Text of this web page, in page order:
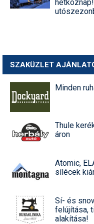
SZAKÜZLET
Minden
Thule
áron
Atomic,
sílécek
Sí- és
felújítása,
alakítása!